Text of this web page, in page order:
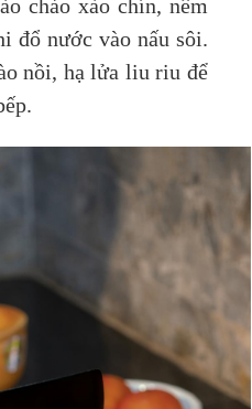
chảo xào chín, nêm
đổ nước vào nấu sôi.
nồi, hạ lửa liu riu để